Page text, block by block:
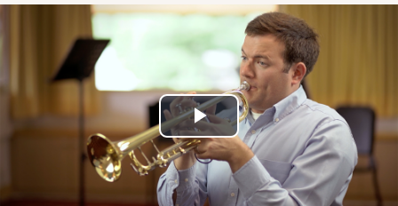
Play
Video